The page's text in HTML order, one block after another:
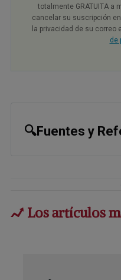
totalmente GRATUITA a
cancelar su suscripción
la privacidad de su correo
de
🔍Fuentes y
Los artículos